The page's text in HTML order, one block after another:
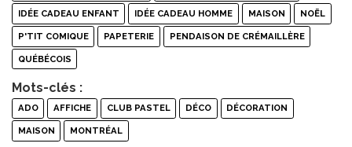
IDÉE CADEAU ENFANT IDÉE CADEAU HOMME MAISON NOËL
P'TIT COMIQUE PAPETERIE PENDAISON DE CRÉMAILLÈRE
QUÉBÉCOIS
Mots-clés :
ADO AFFICHE CLUB PASTEL DÉCO DÉCORATION
MAISON MONTRÉAL